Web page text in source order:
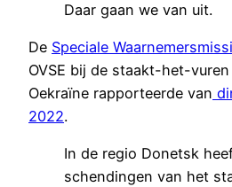
Daar gaan we van uit.
De Speciale
OVSE bij de staakt-het-
Oekraïne rapporteerde van
2022.
In de regio Donetsk
schendingen van het